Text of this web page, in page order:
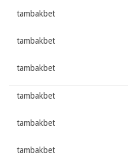
tambakbet
tambakbet
tambakbet
tambakbet
tambakbet
tambakbet